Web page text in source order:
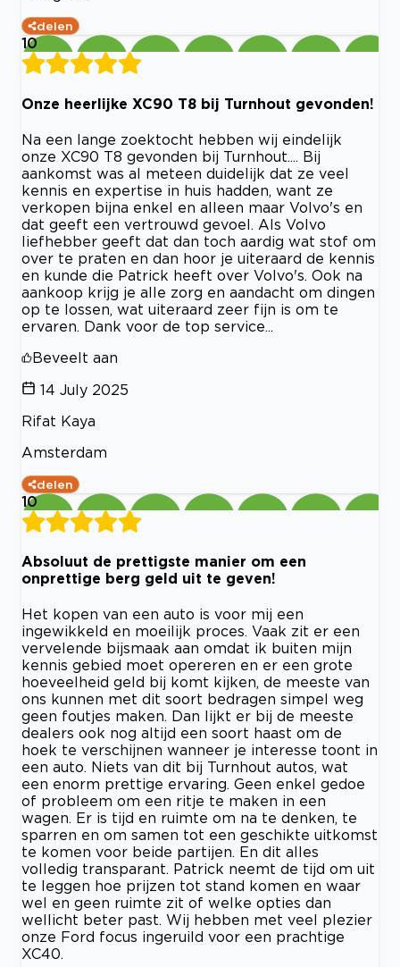
delen
10
Onze heerlijke XC90 T8 bij Turnhout gevonden!
Na een lange zoektocht hebben wij eindelijk
onze XC90 T8 gevonden bij Turnhout.... Bij
aankomst was al meteen duidelijk dat ze veel
kennis en expertise in huis hadden, want ze
verkopen bijna enkel en alleen maar Volvo's en
dat geeft een vertrouwd gevoel. Als Volvo
liefhebber geeft dat dan toch aardig wat stof om
over te praten en dan hoor je uiteraard de kennis
en kunde die Patrick heeft over Volvo's. Ook na
aankoop krijg je alle zorg en aandacht om dingen
op te lossen, wat uiteraard zeer fijn is om te
ervaren. Dank voor de top service...
Beveelt aan
14 July 2025
Rifat Kaya
Amsterdam
delen
10
Absoluut de prettigste manier om een
onprettige berg geld uit te geven!
Het kopen van een auto is voor mij een
ingewikkeld en moeilijk proces. Vaak zit er een
vervelende bijsmaak aan omdat ik buiten mijn
kennis gebied moet opereren en er een grote
hoeveelheid geld bij komt kijken, de meeste van
ons kunnen met dit soort bedragen simpel weg
geen foutjes maken. Dan lijkt er bij de meeste
dealers ook nog altijd een soort haast om de
hoek te verschijnen wanneer je interesse toont in
een auto. Niets van dit bij Turnhout autos, wat
een enorm prettige ervaring. Geen enkel gedoe
of probleem om een ritje te maken in een
wagen. Er is tijd en ruimte om na te denken, te
sparren en om samen tot een geschikte uitkomst
te komen voor beide partijen. En dit alles
volledig transparant. Patrick neemt de tijd om uit
te leggen hoe prijzen tot stand komen en waar
wel en geen ruimte zit of welke opties dan
wellicht beter past. Wij hebben met veel plezier
onze Ford focus ingeruild voor een prachtige
XC40.